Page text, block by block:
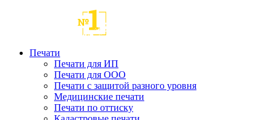
Печати
Печати для ИП
Печати для ООО
Печати с защитой разного уровня
Медицинские печати
Печати по оттиску